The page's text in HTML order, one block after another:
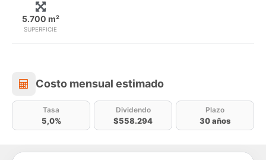
SUPERFICIE
5.700 m²
Costo mensual estimado
Costo mensual estimado
Tasa
5,0%
Dividendo
$558.294
Plazo
30 años